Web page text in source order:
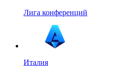
Лига конференций
Италия